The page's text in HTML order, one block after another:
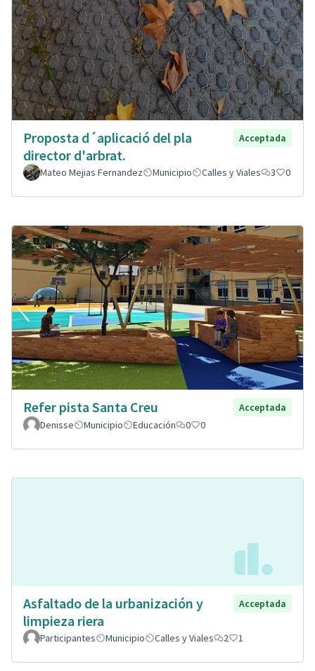
Proposta d´aplicació del pla
director d'arbrat.
Acceptada
Mateo Mejias Fernandez Municipio Calles y Viales 3 0
Refer pista Santa Creu
Acceptada
Denisse
Municipio Educación 0 0
Asfaltado de la urbanización y
limpieza riera
Acceptada
Participantes Municipio Calles y Viales 2 1